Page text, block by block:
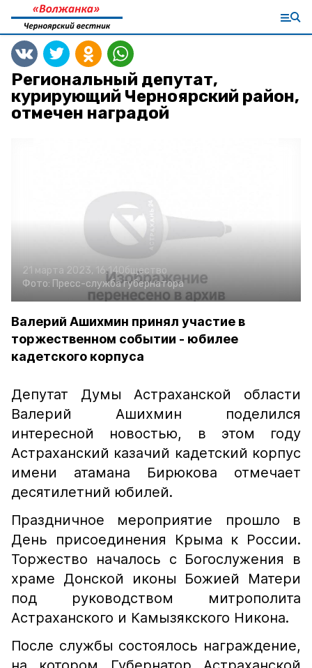
Региональный депутат,
курирующий Черноярский район,
отмечен наградой
21 марта 2023, 16:14Общество
Фото: Пресс-служба губернатора
Валерий Ашихмин принял участие в
торжественном событии - юбилее
кадетского корпуса
Депутат Думы Астраханской области
Валерий Ашихмин поделился
интересной новостью, в этом году
Астраханский казачий кадетский корпус
имени атамана Бирюкова отмечает
десятилетний юбилей.
Праздничное мероприятие прошло в
День присоединения Крыма к России.
Торжество началось с Богослужения в
храме Донской иконы Божией Матери
под руководством митрополита
Астраханского и Камызякского Никона.
После службы состоялось награждение,